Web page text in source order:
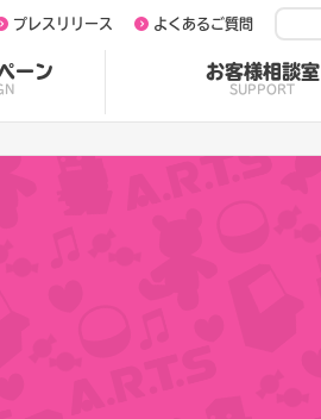
ーン お客様相談室
SUPPORT
プレスリリース よくあるご質問